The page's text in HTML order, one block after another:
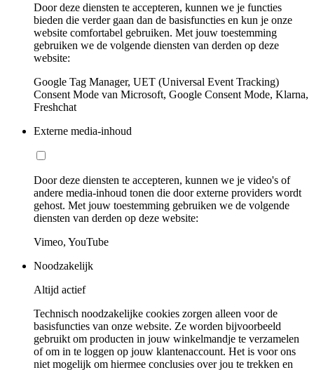
Door deze diensten te accepteren, kunnen we je functies
bieden die verder gaan dan de basisfuncties en kun je onze
website comfortabel gebruiken. Met jouw toestemming
gebruiken we de volgende diensten van derden op deze
website:
Google Tag Manager, UET (Universal Event Tracking)
Consent Mode van Microsoft, Google Consent Mode, Klarna,
Freshchat
Externe media-inhoud
Door deze diensten te accepteren, kunnen we je video's of
andere media-inhoud tonen die door externe providers wordt
gehost. Met jouw toestemming gebruiken we de volgende
diensten van derden op deze website:
Vimeo, YouTube
Noodzakelijk
Altijd actief
Technisch noodzakelijke cookies zorgen alleen voor de
basisfuncties van onze website. Ze worden bijvoorbeeld
gebruikt om producten in jouw winkelmandje te verzamelen
of om in te loggen op jouw klantenaccount. Het is voor ons
niet mogelijk om hiermee conclusies over jou te trekken en